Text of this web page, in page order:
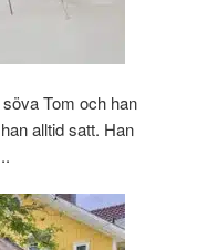
Tom och han
alltid satt. Han